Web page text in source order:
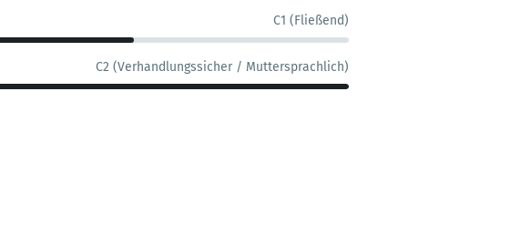
C1 (Fließend)
C2 (Verhandlungssicher / Muttersprachlich)